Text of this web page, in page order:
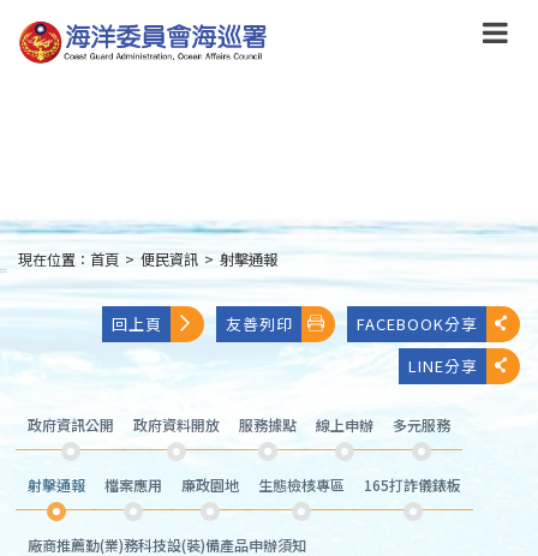
到
主
:::
現在位置： 首頁 > 便民資訊 > 射擊通報
回上頁 友善列印
FACEBOOK分享
LINE分享
政府資訊公開 政府資料開放 服務據點 線上申辦 多元服務
射擊通報 檔案應用 廉政園地 生態檢核專區 165打詐儀錶板
廠商推薦勤(業)務科技設(裝)備產品申辦須知